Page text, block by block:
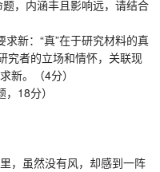
，内涵丰且影响远，请结合
新：“真”在于研究材料的真
究者的立场和情怀，关联现
新。（4分）
18分）
虽然没有风，却感到一阵